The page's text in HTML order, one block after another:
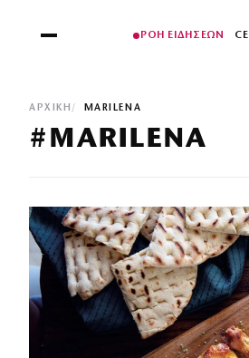
ΡΟΗ ΕΙΔΗΣΕΩΝ
ΑΡΧΙΚΉ MARILENA
#MARILENA